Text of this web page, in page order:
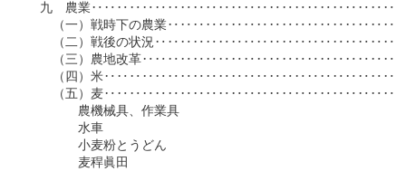
九　農業
（一）戦時下の農業
（二）戦後の状況
（三）農地改革
（四）米
（五）麦
農機械具、作業具
水車
小麦粉とうどん
麦稈眞田